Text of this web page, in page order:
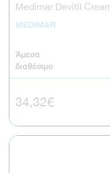
Medimar Devitil
MEDIMAR
Άμεσα
διαθέσιμο
Κανονική τιμή
34,32€